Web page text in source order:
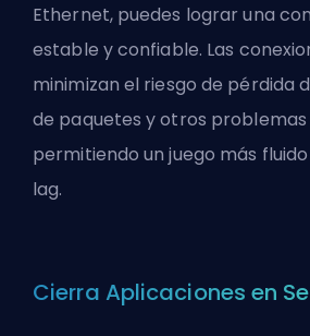
Ethernet, puedes lograr una
estable y confiable. Las
minimizan el riesgo de pérdida
de paquetes y otros problemas
permitiendo un juego más
lag.
Cierra Aplicaciones en